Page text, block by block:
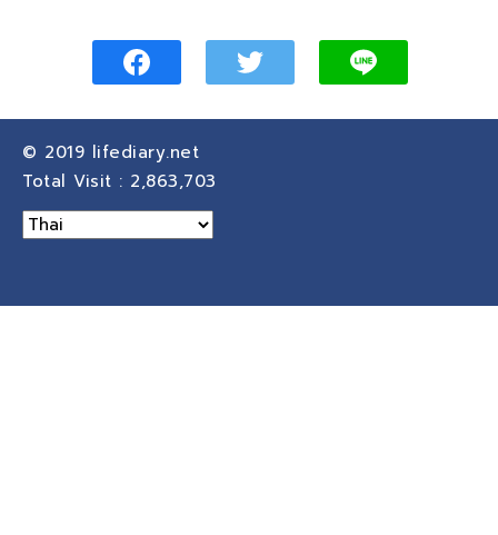
© 2019 lifediary.net
Total Visit : 2,863,703